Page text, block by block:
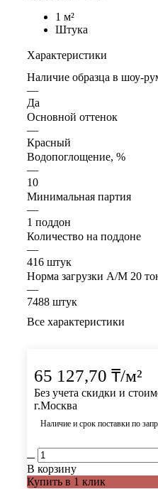
1 м²
Штука
Характеристики
Наличие образца в шоу-
—
Да
Основной оттенок
—
Красный
Водопоглощение, %
—
10
Минимальная партия
—
1 поддон
Количество на поддоне
—
416 штук
Норма загрузки А/М 20
—
7488 штук
Все характеристики
65 127,70 ₸/м²
Без учета скидки и
г.Москва
Наличие и срок поставки по
В корзину
Купить в 1 клик